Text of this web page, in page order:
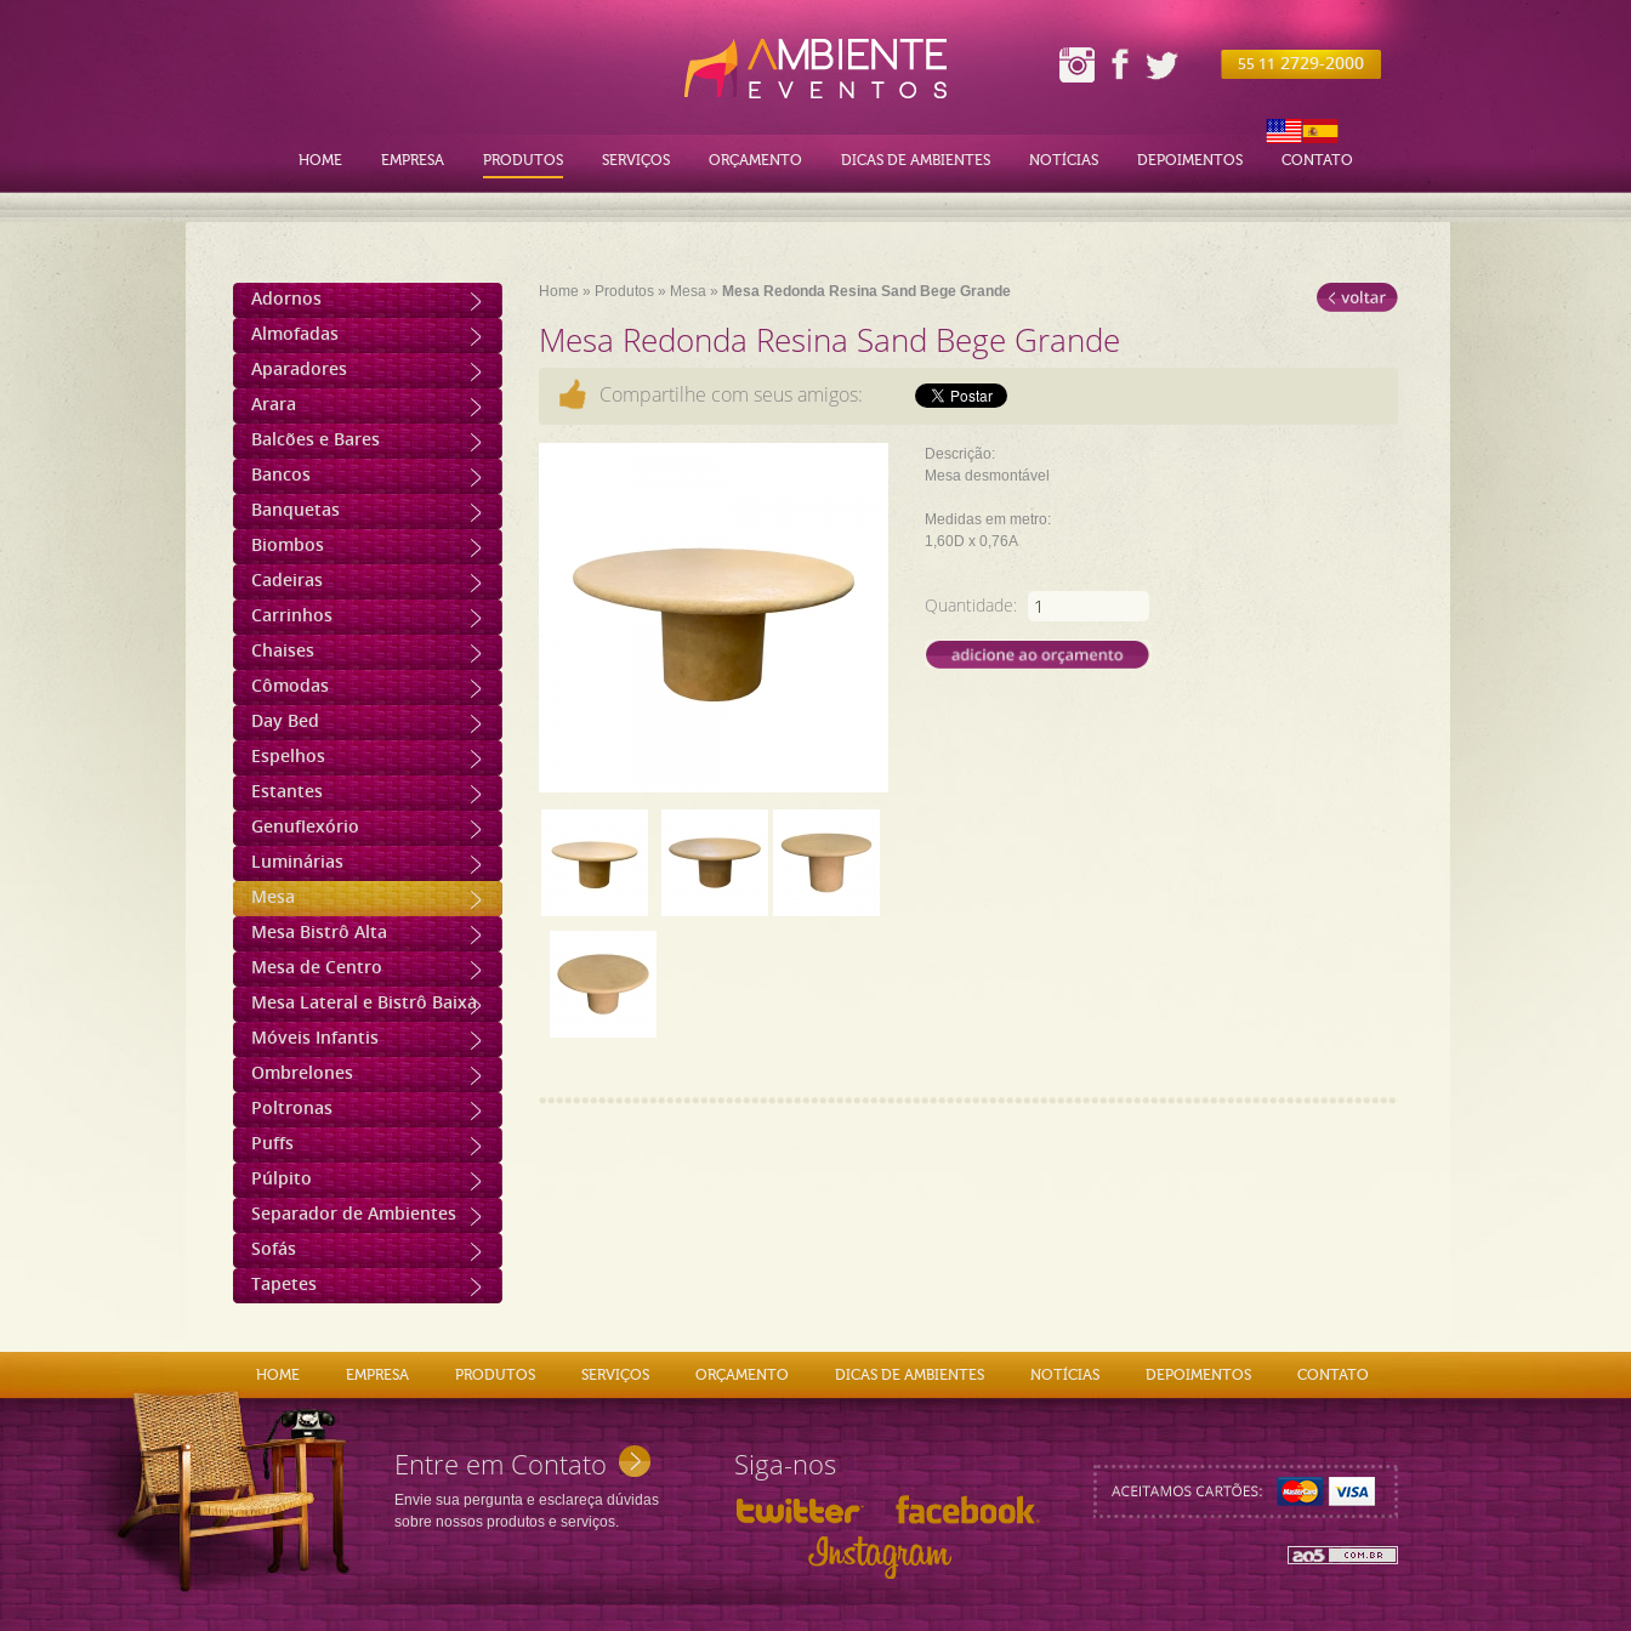
55 11 2729-2000
HOME EMPRESA PRODUTOS SERVIÇOS ORÇAMENTO DICAS DE AMBIENTES NOTÍCIAS DEPOIMENTOS CONTATO
Home » Produtos » Mesa » Mesa Redonda Resina Sand Bege Grande
Mesa Redonda Resina Sand Bege Grande
Compartilhe com seus amigos:
Descrição:
Mesa desmontável
Medidas em metro:
1,60D x 0,76A
Quantidade:
Adornos
Almofadas
Aparadores
Arara
Balcões e Bares
Bancos
Banquetas
Biombos
Cadeiras
Carrinhos
Chaises
Cômodas
Day Bed
Espelhos
Estantes
Genuflexório
Luminárias
Mesa
Mesa Bistrô Alta
Mesa de Centro
Mesa Lateral e Bistrô Baixa
Móveis Infantis
Ombrelones
Poltronas
Puffs
Púlpito
Separador de Ambientes
Sofás
Tapetes
HOME EMPRESA PRODUTOS SERVIÇOS ORÇAMENTO DICAS DE AMBIENTES NOTÍCIAS DEPOIMENTOS CONTATO
Entre em Contato
Envie sua pergunta e esclareça dúvidas
sobre nossos produtos e serviços.
Siga-nos